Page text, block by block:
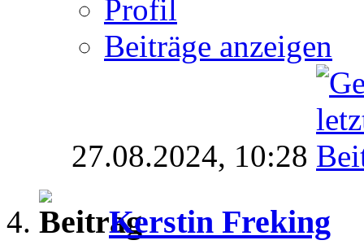
Profil
Beiträge anzeigen
27.08.2024, 10:28
Kerstin Freking